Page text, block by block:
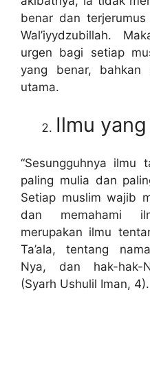
benar dan
Wal’iyydzubillah.
urgen bagi setiap
yang benar, bahkan
utama.
Ilmu
“Sesungguhnya ilmu
paling mulia dan
Setiap muslim wajib
dan memahami
merupakan ilmu
Ta’ala, tentang
Nya, dan hak-hak-
(Syarh Ushulil Iman, 4).